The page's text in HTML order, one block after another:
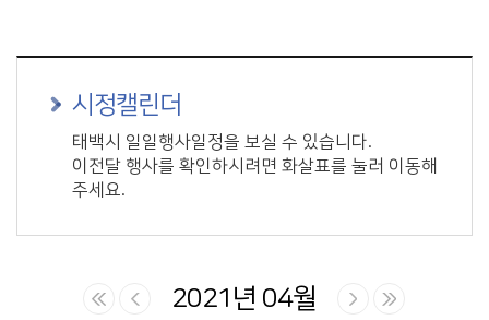
시정캘린더
태백시 일일행사일정을 보실 수 있습니다.
이전달 행사를 확인하시려면 화살표를 눌러 이동해
주세요.
2021년 04월